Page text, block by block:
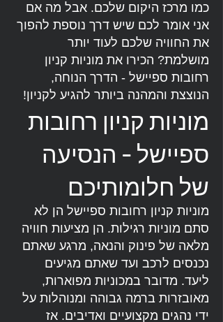
כמו מרכז היקום שלכם. אבל מה אם
אני אומר לכם שיש דרך נוספת להפוך
את החוויה שלכם לעוד יותר
מושלמת? הכירו את מוניות קניון
רחובות ספיישל - הדרך הנוחה,
הנוצצת והמהנה ביותר להגיע לקניון!
מוניות קניון רחובות
ספיישל - הנסיעה
של חלומותיכם
מוניות קניון רחובות ספיישל הן לא
סתם מוניות רגילות. הן מציעות חוויה
מלאה של פינוק והנאה, מרגע שאתם
נכנסים לרכב ועד שאתם מגיעים
ליעד. מדובר במכוניות מפוארות,
מאובזרות ברמה גבוהה ומנוהלות על
ידי נהגים מקצועיים ואדיבים. אז